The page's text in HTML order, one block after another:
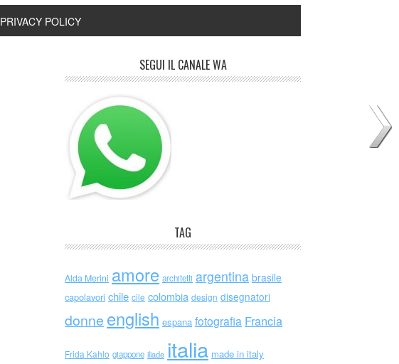
PRIVACY POLICY
SEGUI IL CANALE WA
TAG
Alda Merini amore architetti argentina brasile
capolavori chile cile colombia design disegnatori
donne english espana fotografia Francia
Frida Kahlo giappone iliade italia made in italy